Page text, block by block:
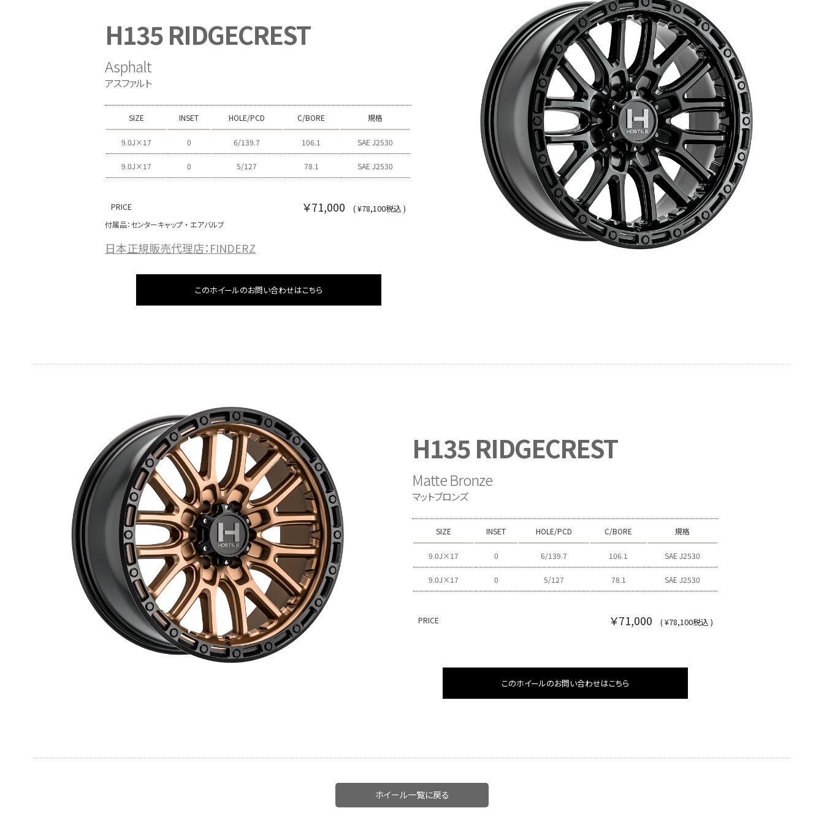
H135 RIDGECREST
Asphalt
アスファルト
SIZE INSET HOLE/PCD C/BORE 規格
9.0J×17 0 6/139.7 106.1 SAE J2530
9.0J×17 0 5/127 78.1 SAE J2530
PRICE ￥71,000 ( ¥78,100税込 )
付属品：センターキャップ ・ エアバルブ
日本正規販売代理店：FINDERZ
このホイールのお問い合わせはこちら
H135 RIDGECREST
Matte Bronze
マットブロンズ
SIZE INSET HOLE/PCD C/BORE 規格
9.0J×17 0 6/139.7 106.1 SAE J2530
9.0J×17 0 5/127 78.1 SAE J2530
PRICE ￥71,000 ( ¥78,100税込 )
このホイールのお問い合わせはこちら
ホイール一覧に戻る